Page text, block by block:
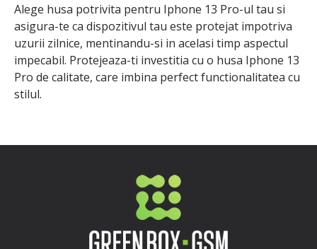
Alege husa potrivita pentru Iphone 13 Pro-ul tau si
asigura-te ca dispozitivul tau este protejat impotriva
uzurii zilnice, mentinandu-si in acelasi timp aspectul
impecabil. Protejeaza-ti investitia cu o husa Iphone 13
Pro de calitate, care imbina perfect functionalitatea cu
stilul.